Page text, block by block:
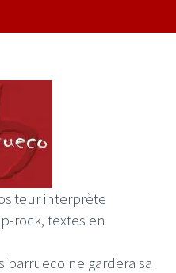
interprète
rock, textes en
barrueco ne gardera sa